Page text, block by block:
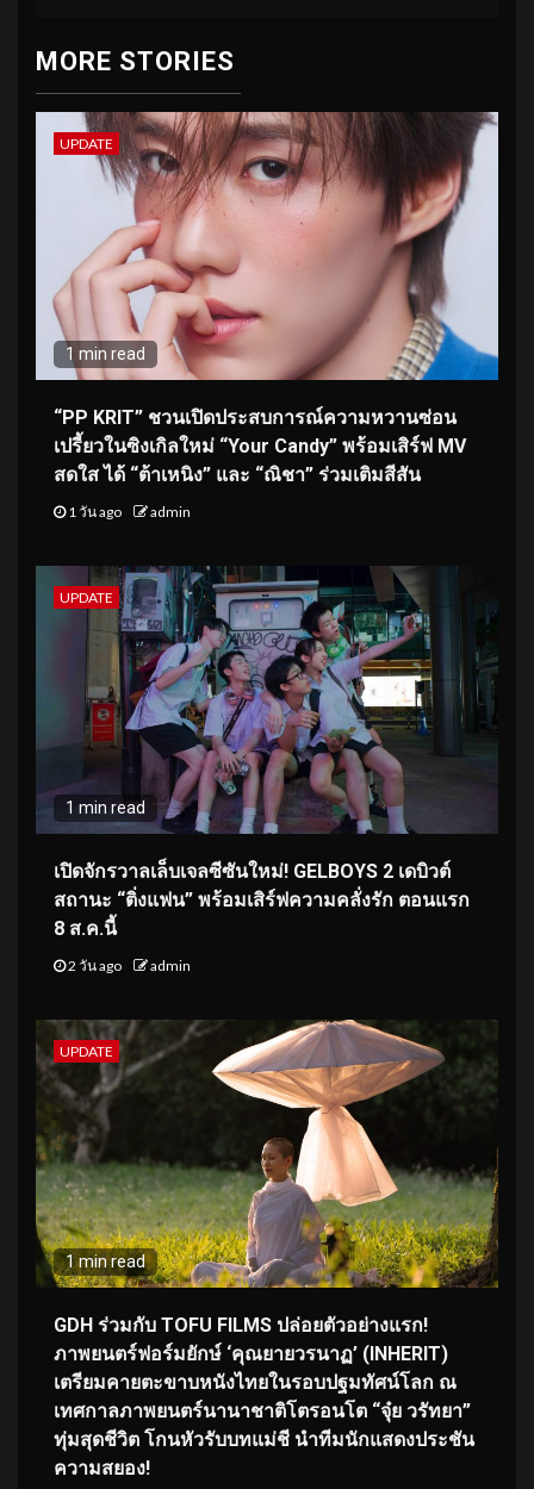
MORE STORIES
UPDATE
1 min read
“PP KRIT” ชวนเปิดประสบการณ์ความหวานซ่อน
เปรี้ยวในซิงเกิลใหม่ “Your Candy” พร้อมเสิร์ฟ MV
สดใส ได้ “ต้าเหนิง” และ “ณิชา” ร่วมเติมสีสัน
1 วัน ago admin
UPDATE
1 min read
เปิดจักรวาลเล็บเจลซีซันใหม่! GELBOYS 2 เดบิวต์
สถานะ “ติ่งแฟน” พร้อมเสิร์ฟความคลั่งรัก ตอนแรก
8 ส.ค.นี้
2 วัน ago admin
UPDATE
1 min read
GDH ร่วมกับ TOFU FILMS ปล่อยตัวอย่างแรก!
ภาพยนตร์ฟอร์มยักษ์ ‘คุณยายวรนาฏ’ (INHERIT)
เตรียมคายตะขาบหนังไทยในรอบปฐมทัศน์โลก ณ
เทศกาลภาพยนตร์นานาชาติโตรอนโต “จุ๋ย วรัทยา”
ทุ่มสุดชีวิต โกนหัวรับบทแม่ชี นำทีมนักแสดงประชัน
ความสยอง!